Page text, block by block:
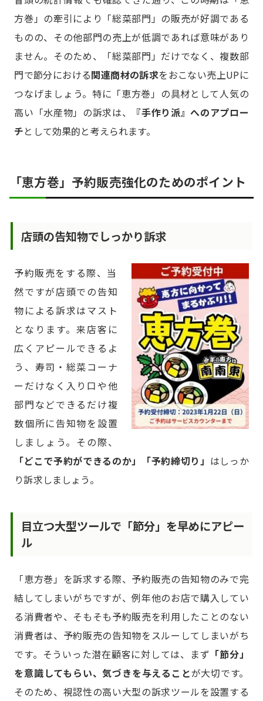
方巻」の牽引により「総菜部門」の販売が好調である
ものの、その他部門の売上が低調であれば意味があり
ません。そのため、「総菜部門」だけでなく、複数部
門で節分における関連商材の訴求をおこない売上UPに
つなげましょう。特に「恵方巻」の具材として人気の
高い「水産物」の訴求は、
『手作り派』へのアプロー
チとして効果的と考えられます。
「恵方巻」予約販売強化のためのポイント
店頭の告知物でしっかり訴求
予約販売をする際、当
然ですが店頭での告知
物による訴求はマスト
となります。来店客に
広くアピールできるよ
う、寿司・総菜コーナ
ーだけなく入り口や他
部門などできるだけ複
数個所に告知物を設置
しましょう。その際、
「どこで予約ができるのか」「予約締切り」 はしっか
り訴求しましょう。
目立つ大型ツールで「節分」を早めにアピー
ル
「恵方巻」を訴求する際、予約販売の告知物のみで完
結してしまいがちですが、例年他のお店で購入してい
る消費者や、そもそも予約販売を利用したことのない
消費者は、予約販売の告知物をスルーしてしまいがち
です。そういった潜在顧客に対しては、まず 「節分」
を意識してもらい、気づきを与えることが大切です。
そのため、視認性の高い大型の訴求ツールを設置する